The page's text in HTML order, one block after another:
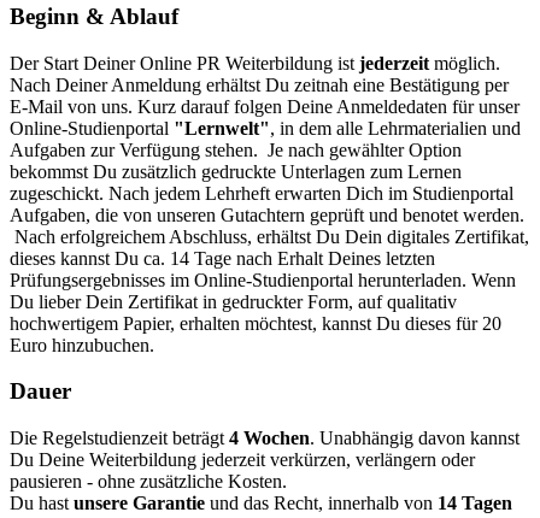
Beginn & Ablauf
Der Start Deiner Online PR Weiterbildung ist jederzeit möglich.
Nach Deiner Anmeldung erhältst Du zeitnah eine Bestätigung per
E-Mail von uns. Kurz darauf folgen Deine Anmeldedaten für unser
Online-Studienportal "Lernwelt", in dem alle Lehrmaterialien und
Aufgaben zur Verfügung stehen. Je nach gewählter Option
bekommst Du zusätzlich gedruckte Unterlagen zum Lernen
zugeschickt. Nach jedem Lehrheft erwarten Dich im Studienportal
Aufgaben, die von unseren Gutachtern geprüft und benotet werden.
Nach erfolgreichem Abschluss, erhältst Du Dein digitales Zertifikat,
dieses kannst Du ca. 14 Tage nach Erhalt Deines letzten
Prüfungsergebnisses im Online-Studienportal herunterladen. Wenn
Du lieber Dein Zertifikat in gedruckter Form, auf qualitativ
hochwertigem Papier, erhalten möchtest, kannst Du dieses für 20
Euro hinzubuchen.
Dauer
Die Regelstudienzeit beträgt 4 Wochen. Unabhängig davon kannst
Du Deine Weiterbildung jederzeit verkürzen, verlängern oder
pausieren - ohne zusätzliche Kosten.
Du hast unsere Garantie und das Recht, innerhalb von 14 Tagen